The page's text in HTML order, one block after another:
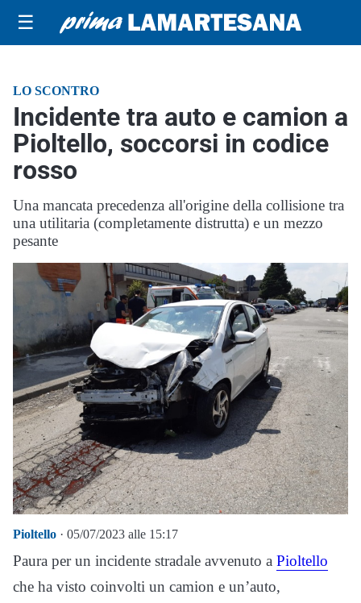
☰
LO SCONTRO
Incidente tra auto e camion a
Pioltello, soccorsi in codice
rosso
Una mancata precedenza all'origine della collisione tra
una utilitaria (completamente distrutta) e un mezzo
pesante
Pioltello · 05/07/2023 alle 15:17
Paura per un incidente stradale avvenuto a Pioltello
che ha visto coinvolti un camion e un’auto,